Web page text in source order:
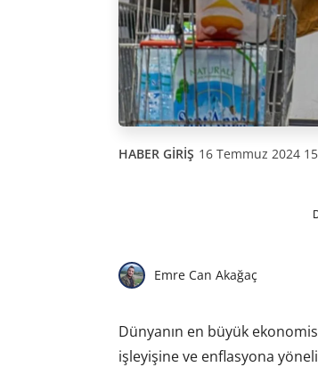
HABER GİRİŞ 16 Temmuz 2024
Emre Can Akağaç
Dünyanın en büyük
işleyişine ve enflasyona